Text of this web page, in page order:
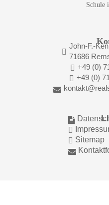
Schule

John-F.-
71686
 +49 (0)
 +49 (0)



 Sitemap
